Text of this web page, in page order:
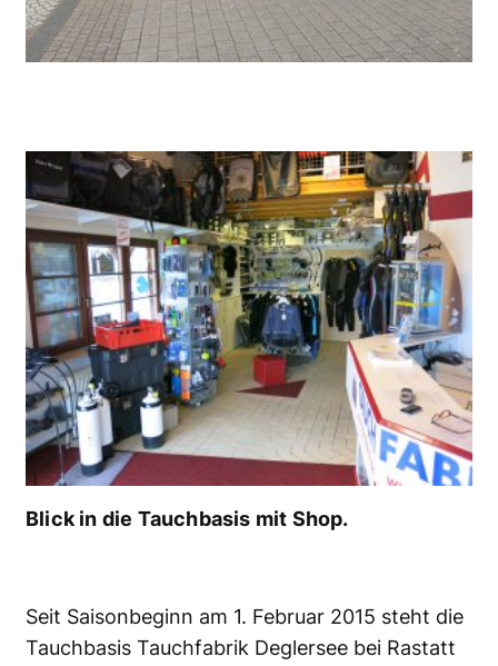
Blick in die Tauchbasis mit Shop.
Seit Saisonbeginn am 1. Februar 2015 steht die
Tauchbasis Tauchfabrik Deglersee bei Rastatt